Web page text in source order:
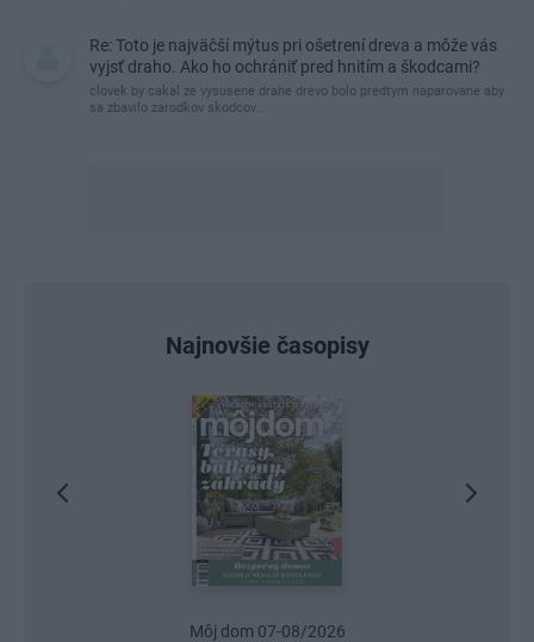
Re: Toto je najväčší mýtus pri ošetrení dreva a môže vás
vyjsť draho. Ako ho ochrániť pred hnitím a škodcami?
clovek by cakal ze vysusene drahe drevo bolo predtym naparovane aby
sa zbavilo zarodkov skodcov...
Najnovšie časopisy
Urob si sám 6/2026